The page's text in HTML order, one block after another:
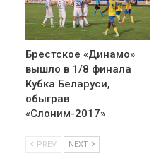
Брестское «Динамо»
вышло в 1/8 финала
Кубка Беларуси,
обыграв
«Слоним-2017»
PREV NEXT